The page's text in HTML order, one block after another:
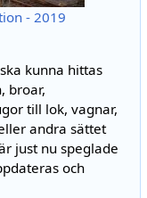
- 2019
kunna hittas
broar,
till lok, vagnar,
andra sättet
just nu speglade
och